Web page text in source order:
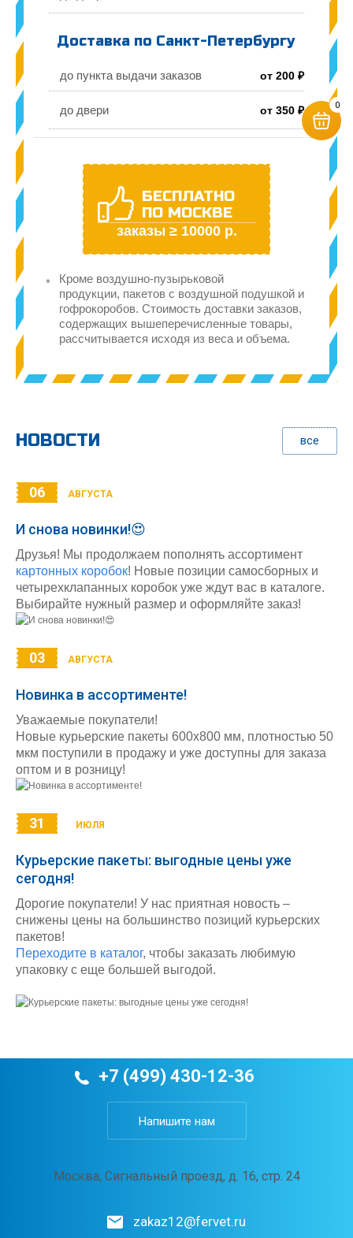
Доставка по Санкт-Петербургу
до пункта выдачи заказов от 200 ₽
до двери от 350 ₽
БЕСПЛАТНО
ПО МОСКВЕ
заказы ≥ 10000 р.
Кроме воздушно-пузырьковой
продукции, пакетов с воздушной подушкой и
гофрокоробов. Стоимость доставки заказов,
содержащих вышеперечисленные товары,
рассчитывается исходя из веса и объема.
НОВОСТИ все
06 АВГУСТА
И снова новинки!😍
Друзья! Мы продолжаем пополнять ассортимент
картонных коробок! Новые позиции самосборных и
четырехклапанных коробок уже ждут вас в каталоге.
Выбирайте нужный размер и оформляйте заказ!
03 АВГУСТА
Новинка в ассортименте!
Уважаемые покупатели!
Новые курьерские пакеты 600х800 мм, плотностью 50
мкм поступили в продажу и уже доступны для заказа
оптом и в розницу!
31 ИЮЛЯ
Курьерские пакеты: выгодные цены уже
сегодня!
Дорогие покупатели! У нас приятная новость –
снижены цены на большинство позиций курьерских
пакетов!
Переходите в каталог, чтобы заказать любимую
упаковку с еще большей выгодой.
+7 (499) 430-12-36
Напишите нам
Москва, Сигнальный проезд, д. 16, стр. 24
zakaz12@fervet.ru
0